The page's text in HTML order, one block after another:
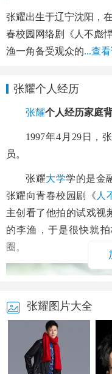
张耀出生于辽宁沈阳，
春校园网络剧《人不彪
渔一角备受观众的...查看
张耀个人经历
张耀个人经历家庭
1997年4月29日，
员。
张耀大学学的是金
张耀向青春校园剧《 人
主创看了他拍的试戏视
的李渔，于是很快就
圈。
张耀图片大全